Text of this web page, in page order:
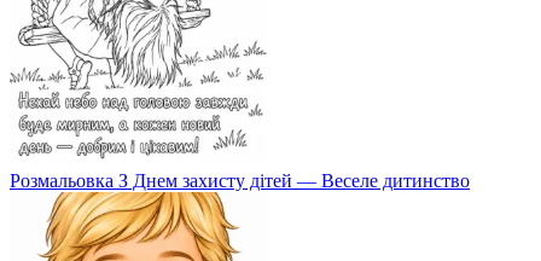
Розмальовка З Днем захисту дітей — Веселе дитинство